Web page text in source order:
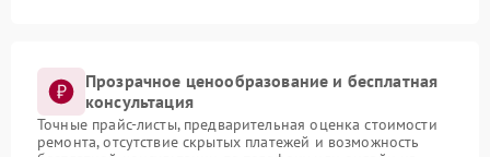
Прозрачное ценообразование и бесплатная
консультация
Точные прайс-листы, предварительная оценка стоимости
ремонта, отсутствие скрытых платежей и возможность